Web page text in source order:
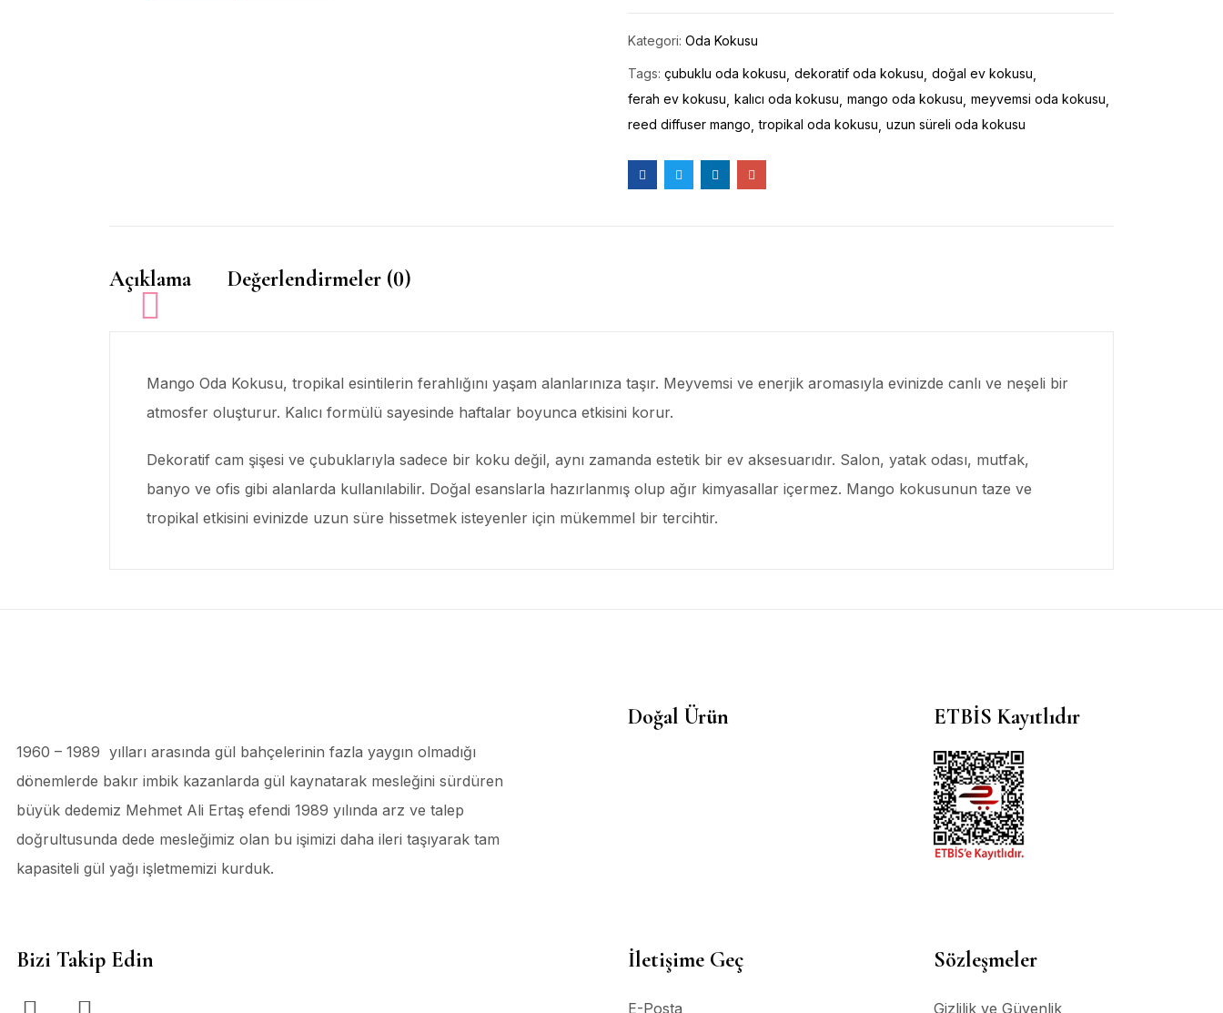
Kategori: Oda Kokusu
Tags: çubuklu oda kokusu dekoratif oda kokusu doğal ev kokusu
ferah ev kokusu kalıcı oda kokusu mango oda kokusu meyvemsi oda kokusu
reed diffuser mango tropikal oda kokusu uzun süreli oda kokusu
Açıklama Değerlendirmeler (0)
Mango Oda Kokusu, tropikal esintilerin ferahlığını yaşam alanlarınıza taşır. Meyvemsi ve enerjik aromasıyla evinizde canlı ve neşeli bir
atmosfer oluşturur. Kalıcı formülü sayesinde haftalar boyunca etkisini korur.
Dekoratif cam şişesi ve çubuklarıyla sadece bir koku değil, aynı zamanda estetik bir ev aksesuarıdır. Salon, yatak odası, mutfak,
banyo ve ofis gibi alanlarda kullanılabilir. Doğal esanslarla hazırlanmış olup ağır kimyasallar içermez. Mango kokusunun taze ve
tropikal etkisini evinizde uzun süre hissetmek isteyenler için mükemmel bir tercihtir.
1960 – 1989 yılları arasında gül bahçelerinin fazla yaygın olmadığı
dönemlerde bakır imbik kazanlarda gül kaynatarak mesleğini sürdüren
büyük dedemiz Mehmet Ali Ertaş efendi 1989 yılında arz ve talep
doğrultusunda dede mesleğimiz olan bu işimizi daha ileri taşıyarak tam
kapasiteli gül yağı işletmemizi kurduk.
Doğal Ürün ETBİS Kayıtlıdır
Bizi Takip Edin İletişime Geç
E-Posta
Sözleşmeler
Gizlilik ve Güvenlik